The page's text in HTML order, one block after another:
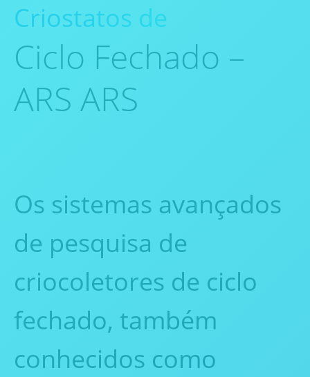
Criostatos de
Ciclo Fechado –
ARS ARS
Os sistemas avançados
de pesquisa de
criocoletores de ciclo
fechado, também
conhecidos como